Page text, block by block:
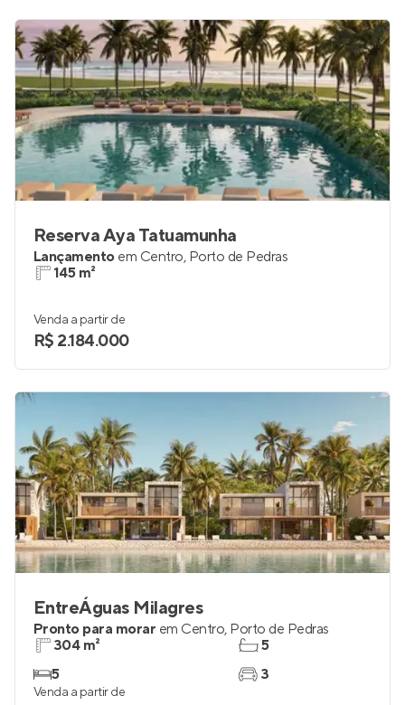
Reserva Aya Tatuamunha
Lançamento em Centro, Porto de Pedras
145 m²
Venda a partir de
R$ 2.184.000
EntreÁguas Milagres
Pronto para morar em Centro, Porto de Pedras
304 m²
5
5
3
Venda a partir de